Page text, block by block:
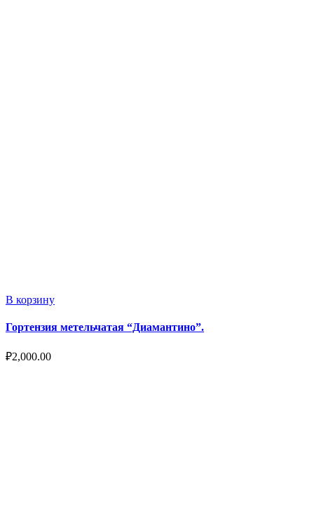
В корзину
Гортензия метельчатая “Диамантино”.
₽2,000.00